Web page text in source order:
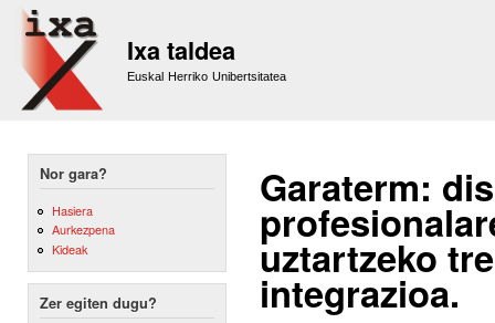
Ixa taldea
Euskal Herriko Unibertsitatea
Nor gara?
Hasiera
Aurkezpena
Kideak
Zer egiten dugu?
Garaterm:
uztartzeko
integrazioa.